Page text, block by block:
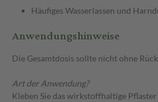
Häufiges Wasserlassen und
Anwendungshinweise
Die Gesamtdosis sollte nicht ohne
Art der Anwendung?
Kleben Sie das wirkstoffhaltige